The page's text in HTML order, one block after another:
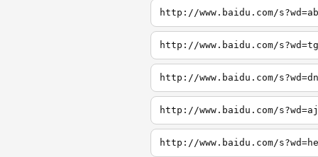
http://www.baidu.com/s?wd=ab
http://www.baidu.com/s?wd=tg
http://www.baidu.com/s?wd=dn
http://www.baidu.com/s?wd=aj
http://www.baidu.com/